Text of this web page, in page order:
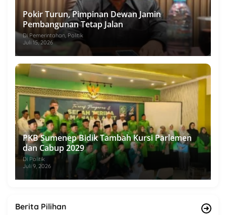
Pokir Turun, Pimpinan Dewan Jamin
Pembangunan Tetap Jalan
Di Pemerintahan, Politik
Juli 15, 2026
PKB Sumenep Bidik Tambah Kursi Parlemen
dan Cabup 2029
Di Politik
Juli 9, 2026
Berita Pilihan